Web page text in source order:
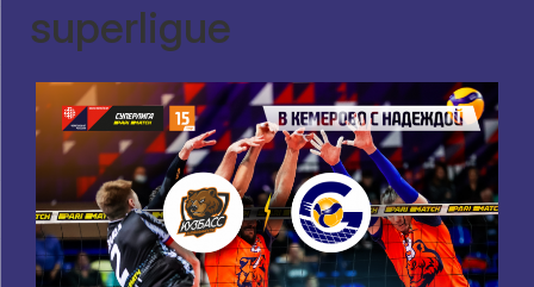
superligue